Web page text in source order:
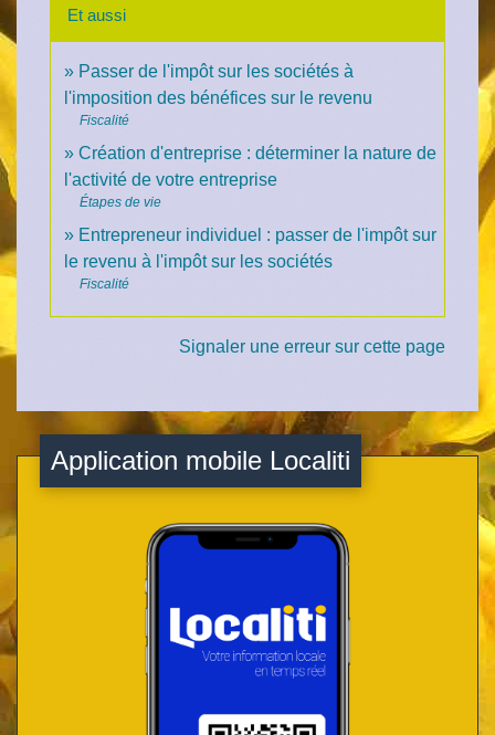
Et aussi
Passer de l'impôt sur les sociétés à
l'imposition des bénéfices sur le revenu
Fiscalité
Création d'entreprise : déterminer la nature de
l'activité de votre entreprise
Étapes de vie
Entrepreneur individuel : passer de l'impôt sur
le revenu à l'impôt sur les sociétés
Fiscalité
Signaler une erreur sur cette page
Application mobile Localiti